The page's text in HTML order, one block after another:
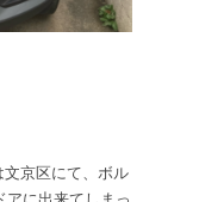
京区にて、ボル